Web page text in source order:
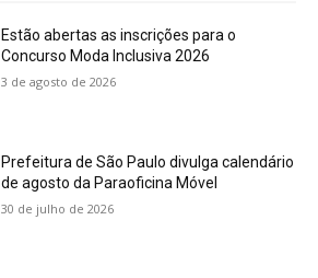
Estão abertas as inscrições para o
Concurso Moda Inclusiva 2026
3 de agosto de 2026
Prefeitura de São Paulo divulga calendário
de agosto da Paraoficina Móvel
30 de julho de 2026